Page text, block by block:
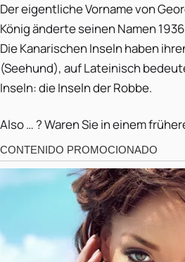
Der eigentliche Vorname von
König änderte seinen Namen
Die Kanarischen Inseln haben
(Seehund), auf Lateinisch
Inseln: die Inseln der Robbe.
Also … ? Waren Sie in einem